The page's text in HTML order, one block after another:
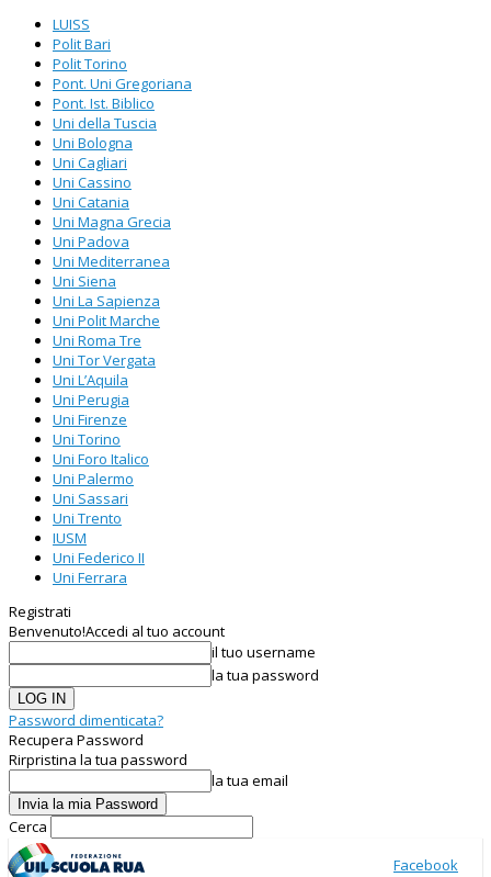
LUISS
Polit Bari
Polit Torino
Pont. Uni Gregoriana
Pont. Ist. Biblico
Uni della Tuscia
Uni Bologna
Uni Cagliari
Uni Cassino
Uni Catania
Uni Magna Grecia
Uni Padova
Uni Mediterranea
Uni Siena
Uni La Sapienza
Uni Polit Marche
Uni Roma Tre
Uni Tor Vergata
Uni L’Aquila
Uni Perugia
Uni Firenze
Uni Torino
Uni Foro Italico
Uni Palermo
Uni Sassari
Uni Trento
IUSM
Uni Federico II
Uni Ferrara
Registrati
Benvenuto!Accedi al tuo account
il tuo username
la tua password
Password dimenticata?
Recupera Password
Rirpristina la tua password
la tua email
Cerca
Facebook